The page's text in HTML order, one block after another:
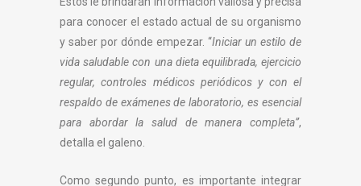
para conocer el estado actual de su organismo
y saber por dónde empezar. “Iniciar un estilo de
vida saludable con una dieta equilibrada, ejercicio
regular, controles médicos periódicos y con el
respaldo de exámenes de laboratorio, es esencial
para abordar la salud de manera completa”,
detalla el galeno.
Como segundo punto, es importante integrar